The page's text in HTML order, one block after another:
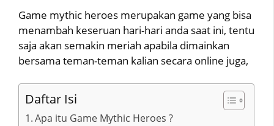
Game mythic heroes merupakan game yang bisa
menambah keseruan hari-hari anda saat ini, tentu
saja akan semakin meriah apabila dimainkan
bersama teman-teman kalian secara online juga,
Daftar Isi
Apa itu Game Mythic Heroes ?